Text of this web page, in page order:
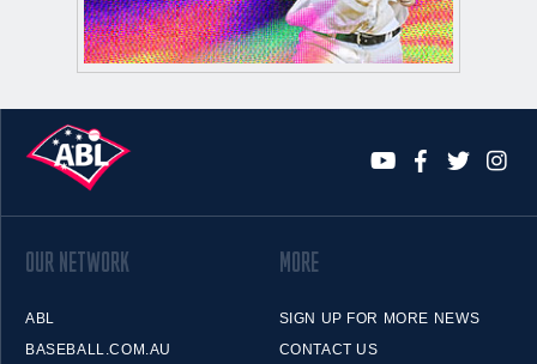
OUR NETWORK
ABL
BASEBALL.COM.AU
MORE
SIGN UP FOR MORE NEWS
CONTACT US